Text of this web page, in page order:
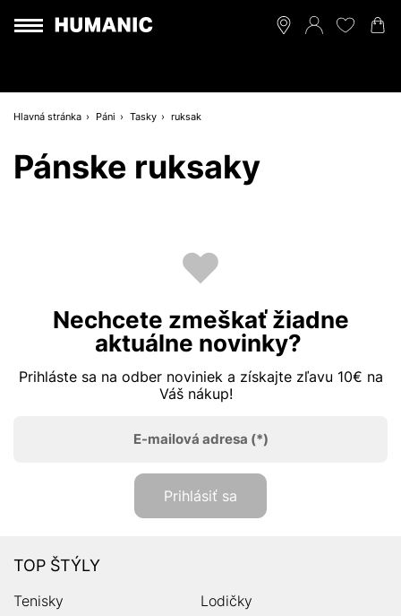
Hlavná stránka Páni Tasky ruksak
Pánske ruksaky
Nechcete zmeškať žiadne
aktuálne novinky?
Prihláste sa na odber noviniek a získajte zľavu 10€ na
Váš nákup!
E-mailová adresa (*)
Prihlásiť sa
TOP ŠTÝLY
Tenisky
Lodičky